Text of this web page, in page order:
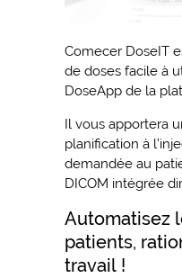
Comecer DoseIT
de doses facile à
DoseApp de la
Il vous apportera
planification à
demandée au
DICOM intégrée
Automatisez
patients,
travail !